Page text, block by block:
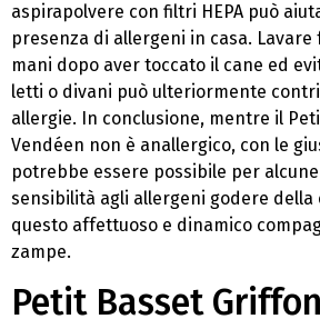
aspirapolvere con filtri HEPA può
presenza di allergeni in casa.
mani dopo aver toccato il cane ed
letti o divani può ulteriormente
allergie. In conclusione, mentre il
Vendéen non è anallergico, con le
potrebbe essere possibile per
sensibilità agli allergeni godere della
questo affettuoso e dinamico
zampe.
Petit Basset